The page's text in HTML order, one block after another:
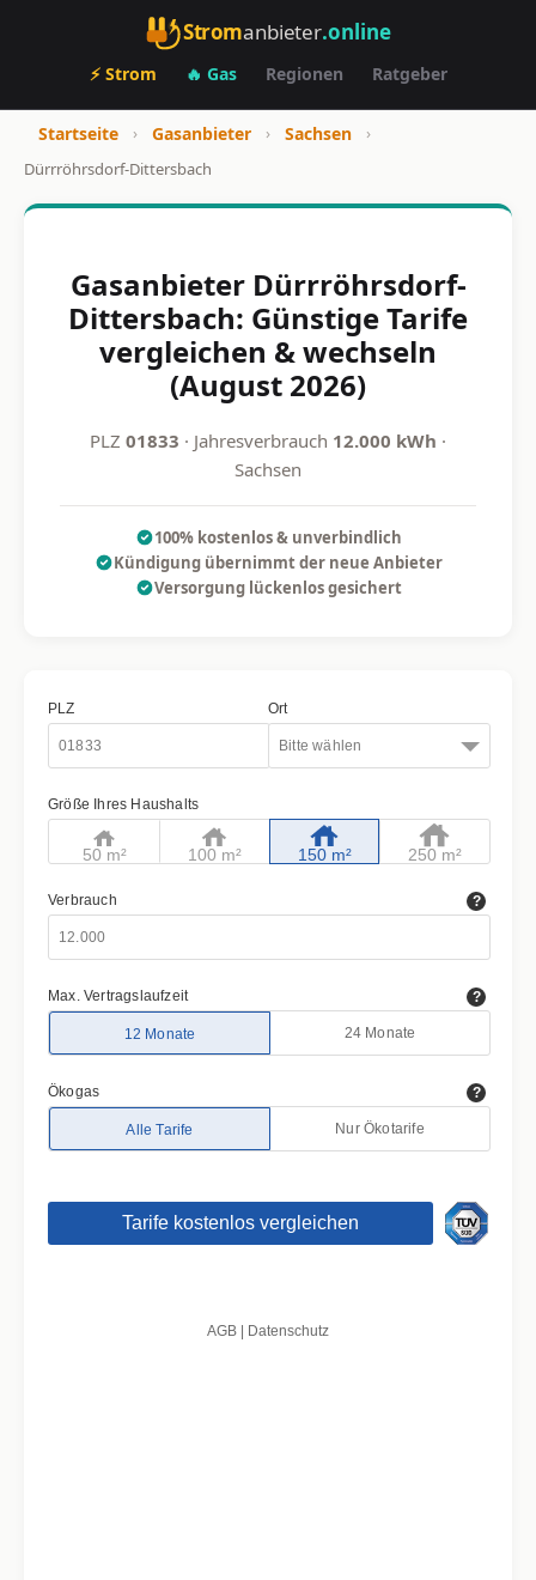
Stromanbieter.online
⚡ Strom 🔥 Gas Regionen Ratgeber
Startseite › Gasanbieter › Sachsen
›
Dürrröhrsdorf-Dittersbach
Gasanbieter Dürrröhrsdorf-
Dittersbach: Günstige Tarife
vergleichen & wechseln
(August 2026)
PLZ 01833 · Jahresverbrauch 12.000 kWh ·
Sachsen
100% kostenlos & unverbindlich
Kündigung übernimmt der neue Anbieter
Versorgung lückenlos gesichert